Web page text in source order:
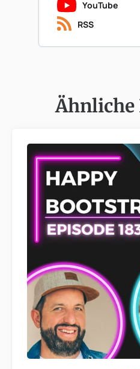
YouTube
RSS
Ähnliche